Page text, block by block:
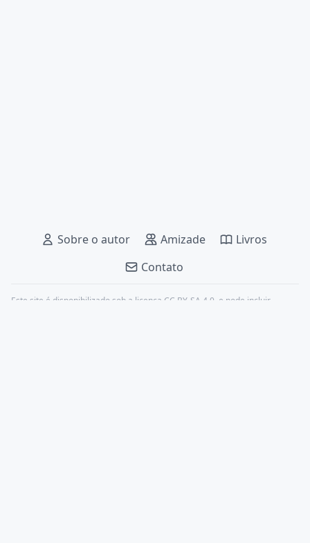
Sobre o autor Amizade
Livros
Contato
Este site é disponibilizado sob a licença CC BY-SA 4.0 , e pode incluir